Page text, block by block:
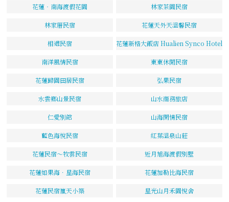
花蓮‧南海渡假花園 林家茶園民宿
林家厝民宿 花蓮天外天溫馨民宿
相遇民宿 花蓮新格大飯店 Hualien Synco Hotel
南洋風情民宿 東東休閒民宿
花蓮歸園田居民宿 弘果民宿
水雲鄉山景民宿 山水商務旅店
仁愛別館 山海閑情民宿
藍色海悅民宿 紅葉溫泉山莊
花蓮民宿～牧雲民宿 近月旭海渡假別墅
花蓮如果海．星海民宿 花蓮加勒比海民宿
花蓮民宿嵐天小築 星光山月禾園悅舍